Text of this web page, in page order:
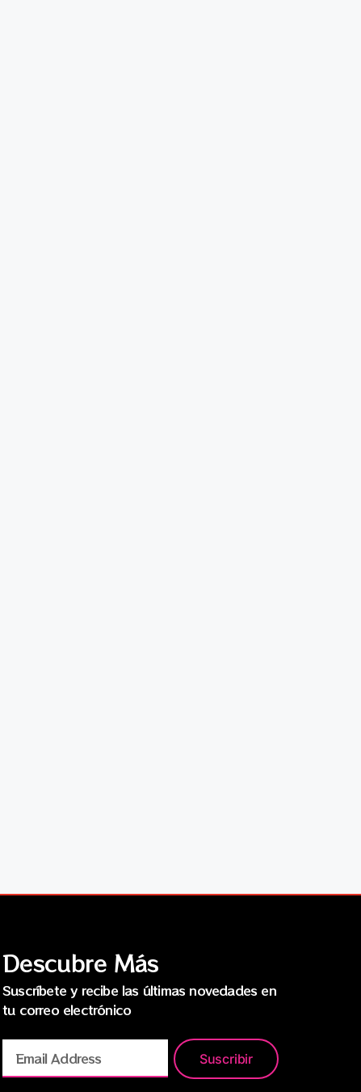
Descubre Más
Suscríbete y recibe las últimas novedades en
tu correo electrónico
Suscribir